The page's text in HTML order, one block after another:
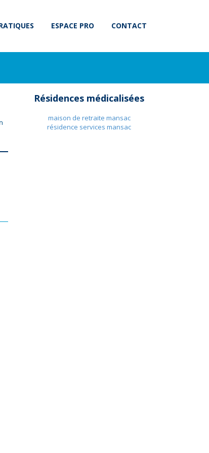
ESPACE PRO CONTACT
Résidences médicalisées
maison de retraite mansac
résidence services mansac